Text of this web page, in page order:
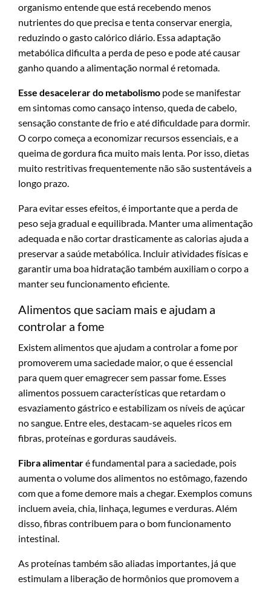
organismo entende que está recebendo menos
nutrientes do que precisa e tenta conservar energia,
reduzindo o gasto calórico diário. Essa adaptação
metabólica dificulta a perda de peso e pode até causar
ganho quando a alimentação normal é retomada.
Esse desacelerar do metabolismo pode se manifestar
em sintomas como cansaço intenso, queda de cabelo,
sensação constante de frio e até dificuldade para dormir.
O corpo começa a economizar recursos essenciais, e a
queima de gordura fica muito mais lenta. Por isso, dietas
muito restritivas frequentemente não são sustentáveis a
longo prazo.
Para evitar esses efeitos, é importante que a perda de
peso seja gradual e equilibrada. Manter uma alimentação
adequada e não cortar drasticamente as calorias ajuda a
preservar a saúde metabólica. Incluir atividades físicas e
garantir uma boa hidratação também auxiliam o corpo a
manter seu funcionamento eficiente.
Alimentos que saciam mais e ajudam a
controlar a fome
Existem alimentos que ajudam a controlar a fome por
promoverem uma saciedade maior, o que é essencial
para quem quer emagrecer sem passar fome. Esses
alimentos possuem características que retardam o
esvaziamento gástrico e estabilizam os níveis de açúcar
no sangue. Entre eles, destacam-se aqueles ricos em
fibras, proteínas e gorduras saudáveis.
Fibra alimentaré fundamental para a saciedade, pois
aumenta o volume dos alimentos no estômago, fazendo
com que a fome demore mais a chegar. Exemplos comuns
incluem aveia, chia, linhaça, legumes e verduras. Além
disso, fibras contribuem para o bom funcionamento
intestinal.
As proteínas também são aliadas importantes, já que
estimulam a liberação de hormônios que promovem a